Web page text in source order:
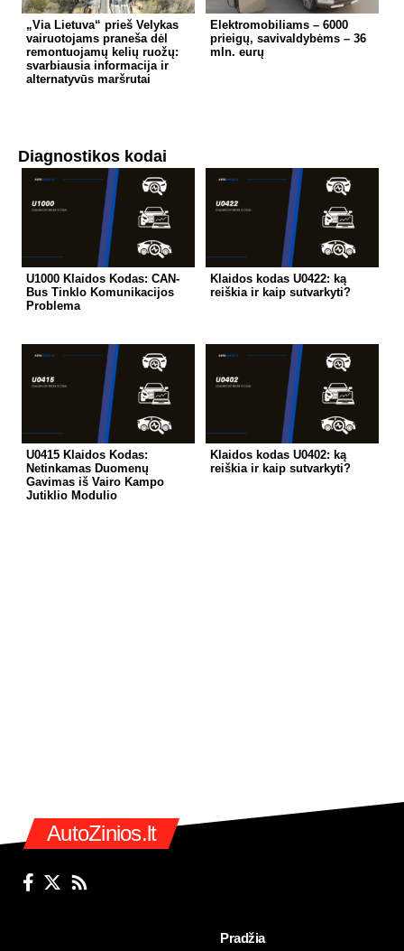
„Via Lietuva“ prieš Velykas
vairuotojams praneša dėl
remontuojamų kelių ruožų:
svarbiausia informacija ir
alternatyvūs maršrutai
Elektromobiliams – 6000
prieigų, savivaldybėms – 36
mln. eurų
Diagnostikos kodai
U1000 Klaidos Kodas: CAN-
Bus Tinklo Komunikacijos
Problema
Klaidos kodas U0422: ką
reiškia ir kaip sutvarkyti?
U0415 Klaidos Kodas:
Netinkamas Duomenų
Gavimas iš Vairo Kampo
Jutiklio Modulio
Klaidos kodas U0402: ką
reiškia ir kaip sutvarkyti?
AutoZinios.lt
Pradžia